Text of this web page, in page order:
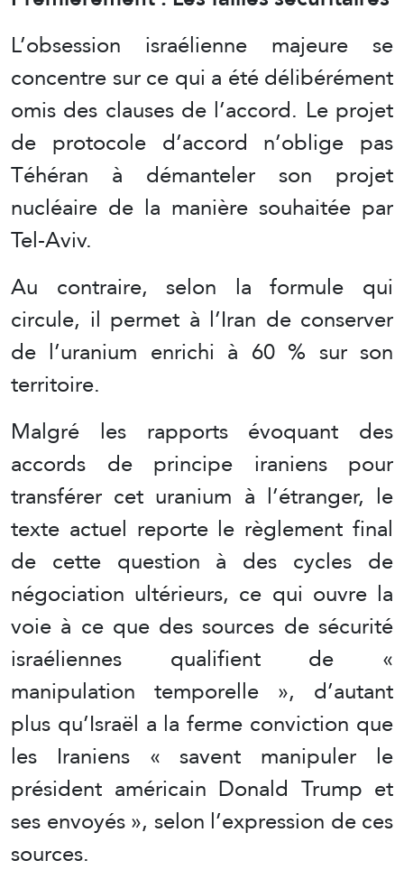
L’obsession israélienne majeure se
concentre sur ce qui a été délibérément
omis des clauses de l’accord. Le projet
de protocole d’accord n’oblige pas
Téhéran à démanteler son projet
nucléaire de la manière souhaitée par
Tel-Aviv.
Au contraire, selon la formule qui
circule, il permet à l’Iran de conserver
de l’uranium enrichi à 60 % sur son
territoire.
Malgré les rapports évoquant des
accords de principe iraniens pour
transférer cet uranium à l’étranger, le
texte actuel reporte le règlement final
de cette question à des cycles de
négociation ultérieurs, ce qui ouvre la
voie à ce que des sources de sécurité
israéliennes qualifient de «
manipulation temporelle », d’autant
plus qu’Israël a la ferme conviction que
les Iraniens « savent manipuler le
président américain Donald Trump et
ses envoyés », selon l’expression de ces
sources.